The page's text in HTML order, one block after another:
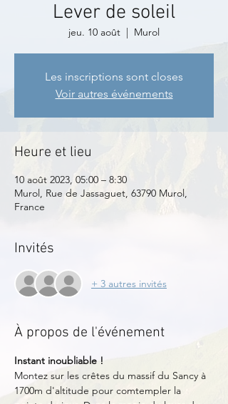
Lever de soleil
jeu. 10 août
  |
Murol
Les inscriptions sont closes
Voir autres événements
Heure et lieu
10 août 2023, 05:00 – 8:30
Murol, Rue de Jassaguet, 63790 Murol,
France
Invités
+ 3 autres invités
À propos de l'événement
Instant inoubliable !
Montez sur les crêtes du massif du Sancy à
1700m d'altitude pour comtempler la